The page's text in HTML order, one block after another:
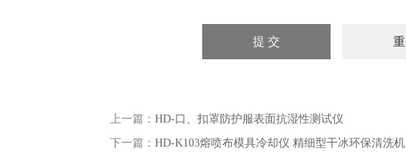
上一篇： HD-口、扣罩防护服表面抗湿性测试仪
下一篇： HD-K103熔喷布模具冷却仪 精细型干冰环保清洗机